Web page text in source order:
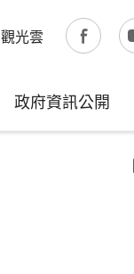
觀光雲
政府資訊公開